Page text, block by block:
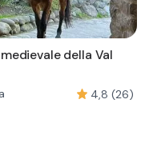
della Val
4,8 (26)